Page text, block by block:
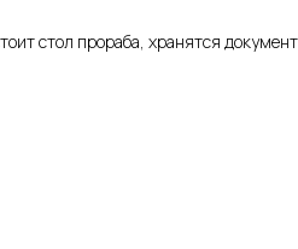
стол прораба, хранятся